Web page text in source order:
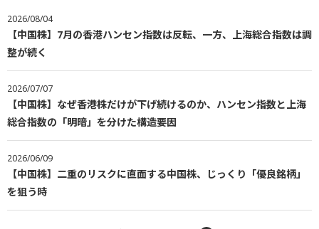
2026/08/04
【中国株】7月の香港ハンセン指数は反転、一方、上海総合指数は調
整が続く
2026/07/07
【中国株】なぜ香港株だけが下げ続けるのか、ハンセン指数と上海
総合指数の「明暗」を分けた構造要因
2026/06/09
【中国株】二重のリスクに直面する中国株、じっくり「優良銘柄」
を狙う時